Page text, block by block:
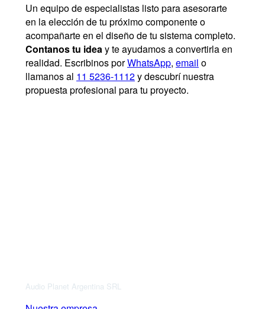
Un equipo de especialistas listo para asesorarte
en la elección de tu próximo componente o
acompañarte en el diseño de tu sistema completo.
Contanos tu ideay te ayudamos a convertirla en
realidad. Escribinos porWhatsApp, email o
llamanos al 11 5236-1112y descubrí nuestra
propuesta profesional para tu proyecto.
Audio Planet Argentina SRL